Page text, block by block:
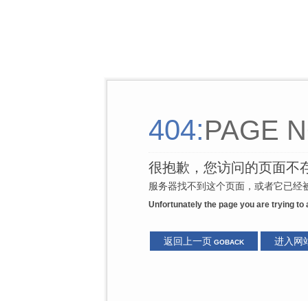
404:PAGE
很抱歉，您访问的页面不
服务器找不到这个页面，或者它已经
Unfortunately the page you are trying
返回上一页 GOBACK 进入网